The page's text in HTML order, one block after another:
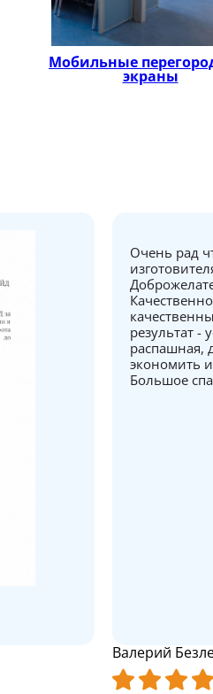
Мобильные
экраны
Очень рад
результат -
распашная,
экономить
Большое
Валерий